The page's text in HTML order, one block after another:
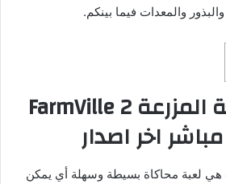
والمعدات فيما بينكم.
نبذة حول لعبة المزرعة FarmVille 2
اخر اصدار
هي لعبة محاكاة بسيطة وسهلة أي يمكن